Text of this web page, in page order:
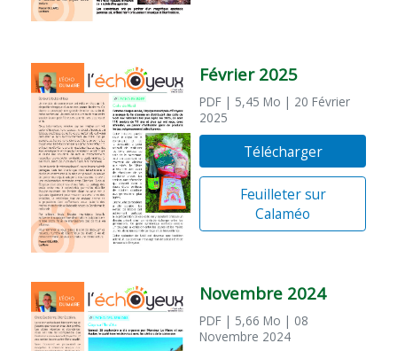
Février 2025
PDF | 5,45 Mo | 20 Février
2025
Télécharger
Feuilleter sur
Calaméo
Novembre 2024
PDF | 5,66 Mo | 08
Novembre 2024